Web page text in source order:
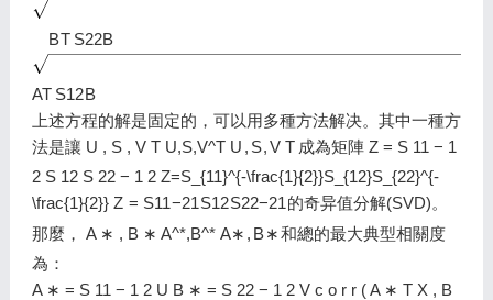
BT S22B
AT S12B
上述方程的解是固定的，可以用多種方法解决。其中一種方
法是讓 U , S , V T U,S,V^T U , S, V T 成為矩陣Z = S 11 − 1
2 S 12 S 22 − 1 2 Z=S_{11}^{-\frac{1}{2}}S_{12}S_{22}^{-
\frac{1}{2}} Z = S11−21S12S22−21的奇异值分解(SVD)。
那麼， A ∗ , B ∗ A^*,B^* A∗ , B∗和總的最大典型相關度
為：
A ∗ = S 11 − 1 2 U B ∗ = S 22 − 1 2 V c o r r ( A ∗ T X , B